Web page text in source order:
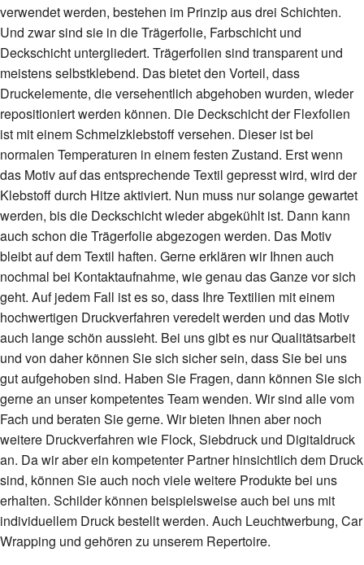
verwendet werden, bestehen im Prinzip aus drei Schichten.
Und zwar sind sie in die Trägerfolie, Farbschicht und
Deckschicht untergliedert. Trägerfolien sind transparent und
meistens selbstklebend. Das bietet den Vorteil, dass
Druckelemente, die versehentlich abgehoben wurden, wieder
repositioniert werden können. Die Deckschicht der Flexfolien
ist mit einem Schmelzklebstoff versehen. Dieser ist bei
normalen Temperaturen in einem festen Zustand. Erst wenn
das Motiv auf das entsprechende Textil gepresst wird, wird der
Klebstoff durch Hitze aktiviert. Nun muss nur solange gewartet
werden, bis die Deckschicht wieder abgekühlt ist. Dann kann
auch schon die Trägerfolie abgezogen werden. Das Motiv
bleibt auf dem Textil haften. Gerne erklären wir Ihnen auch
nochmal bei Kontaktaufnahme, wie genau das Ganze vor sich
geht. Auf jedem Fall ist es so, dass Ihre Textilien mit einem
hochwertigen Druckverfahren veredelt werden und das Motiv
auch lange schön aussieht. Bei uns gibt es nur Qualitätsarbeit
und von daher können Sie sich sicher sein, dass Sie bei uns
gut aufgehoben sind. Haben Sie Fragen, dann können Sie sich
gerne an unser kompetentes Team wenden. Wir sind alle vom
Fach und beraten Sie gerne. Wir bieten Ihnen aber noch
weitere Druckverfahren wie Flock, Siebdruck und Digitaldruck
an. Da wir aber ein kompetenter Partner hinsichtlich dem Druck
sind, können Sie auch noch viele weitere Produkte bei uns
erhalten. Schilder können beispielsweise auch bei uns mit
individuellem Druck bestellt werden. Auch Leuchtwerbung, Car
Wrapping und gehören zu unserem Repertoire.